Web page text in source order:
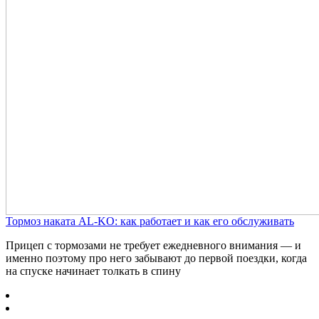
Тормоз наката AL-KO: как работает и как его обслуживать
Прицеп с тормозами не требует ежедневного внимания — и
именно поэтому про него забывают до первой поездки, когда
на спуске начинает толкать в спину